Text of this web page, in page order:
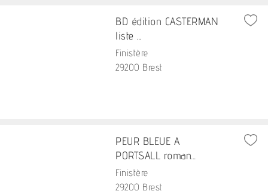
BD édition CASTERMAN
liste ...
Finistère
29200 Brest
PEUR BLEUE A
PORTSALL roman...
Finistère
29200 Brest